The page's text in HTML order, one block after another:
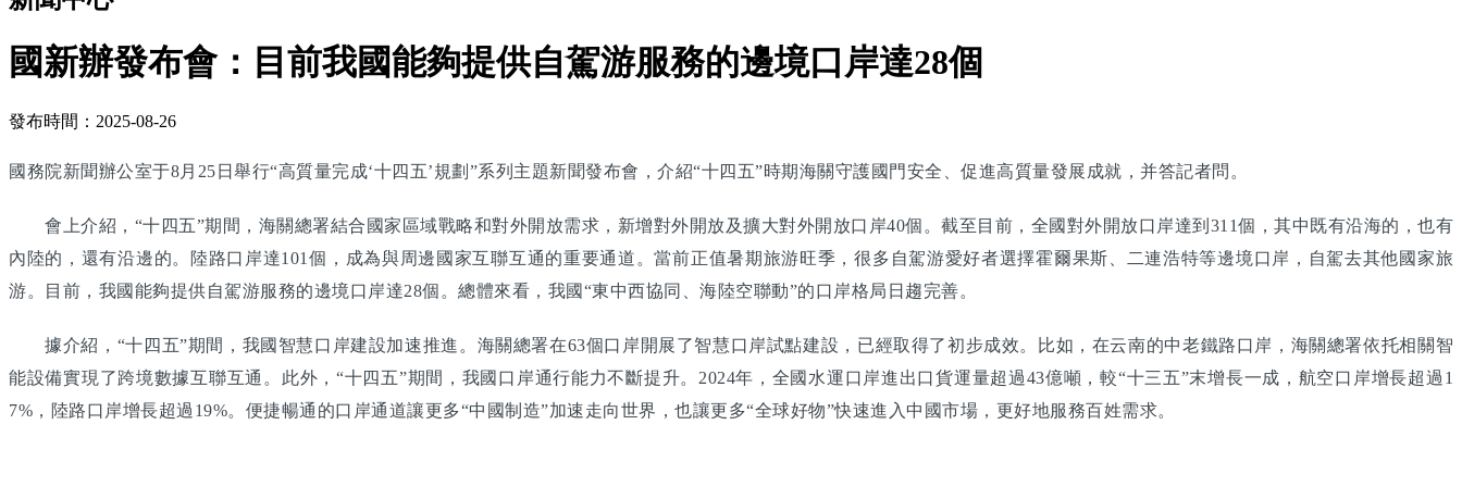
國新辦發布會：目前我國能夠提供自駕游服務的邊境口岸達28個
發布時間：2025-08-26
國務院新聞辦公室于8月25日舉行“高質量完成‘十四五’規劃”系列主題新聞發布會，介紹“十四五”時期海關守護國門安全、促進高質量發展成就，并答記者問。
會上介紹，“十四五”期間，海關總署結合國家區域戰略和對外開放需求，新增對外開放及擴大對外開放口岸40個。截至目前，全國對外開放口岸達到311個，其中既有沿海的，也有
內陸的，還有沿邊的。陸路口岸達101個，成為與周邊國家互聯互通的重要通道。當前正值暑期旅游旺季，很多自駕游愛好者選擇霍爾果斯、二連浩特等邊境口岸，自駕去其他國家旅
游。目前，我國能夠提供自駕游服務的邊境口岸達28個。總體來看，我國“東中西協同、海陸空聯動”的口岸格局日趨完善。
據介紹，“十四五”期間，我國智慧口岸建設加速推進。海關總署在63個口岸開展了智慧口岸試點建設，已經取得了初步成效。比如，在云南的中老鐵路口岸，海關總署依托相關智
能設備實現了跨境數據互聯互通。此外，“十四五”期間，我國口岸通行能力不斷提升。2024年，全國水運口岸進出口貨運量超過43億噸，較“十三五”末增長一成，航空口岸增長超過1
7%，陸路口岸增長超過19%。便捷暢通的口岸通道讓更多“中國制造”加速走向世界，也讓更多“全球好物”快速進入中國市場，更好地服務百姓需求。